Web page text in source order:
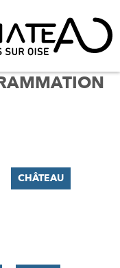
CHÂTEAU